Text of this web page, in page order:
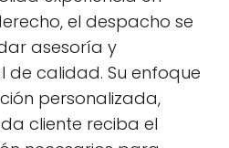
el despacho se
asesoría y
de calidad. Su enfoque
personalizada,
cliente reciba el